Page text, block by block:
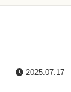
2025.07.17